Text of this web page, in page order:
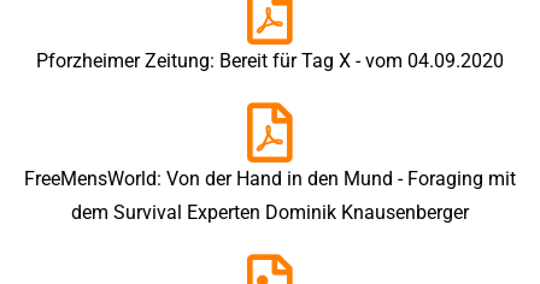
Pforzheimer Zeitung: Bereit für Tag X - vom 04.09.2020
FreeMensWorld: Von der Hand in den Mund - Foraging mit
dem Survival Experten Dominik Knausenberger